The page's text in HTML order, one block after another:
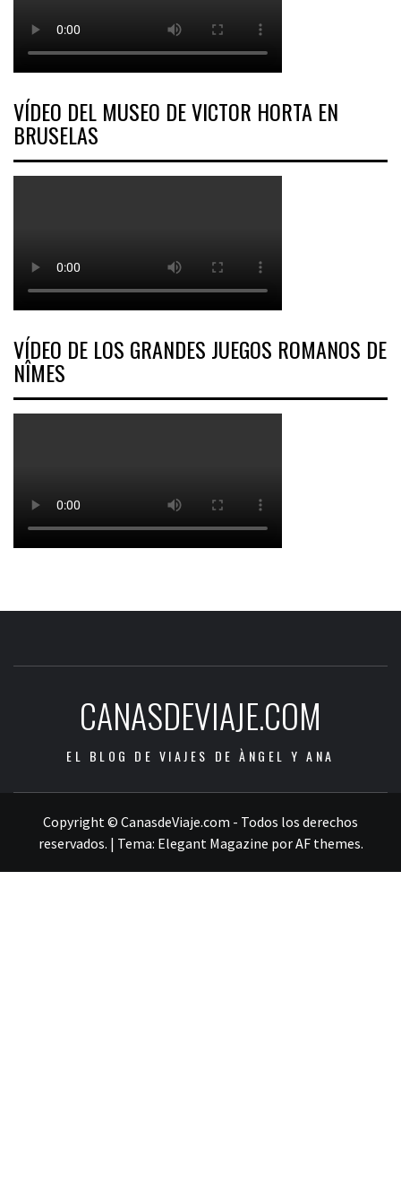
VÍDEO DEL MUSEO DE VICTOR HORTA EN
BRUSELAS
VÍDEO DE LOS GRANDES JUEGOS ROMANOS DE
NÎMES
CANASDEVIAJE.COM
EL BLOG DE VIAJES DE ÀNGEL Y ANA
Copyright © CanasdeViaje.com - Todos los derechos
reservados. | Tema: Elegant Magazine porAF themes.